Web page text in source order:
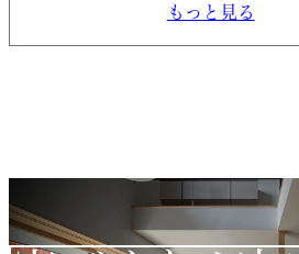
もっと見る